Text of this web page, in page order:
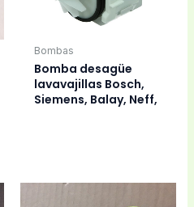
Bombas
Bomba desagüe
lavavajillas Bosch,
Siemens, Balay, Neff,